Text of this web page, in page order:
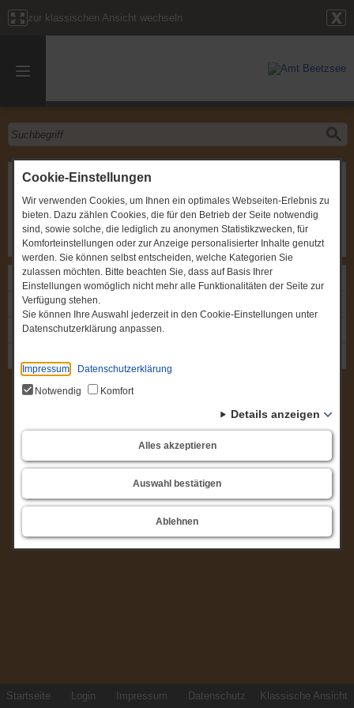
Cookie-Einstellungen
Wir verwenden Cookies, um Ihnen ein optimales Webseiten-Erlebnis zu
bieten. Dazu zählen Cookies, die für den Betrieb der Seite notwendig
sind, sowie solche, die lediglich zu anonymen Statistikzwecken, für
Komforteinstellungen oder zur Anzeige personalisierter Inhalte genutzt
werden. Sie können selbst entscheiden, welche Kategorien Sie
zulassen möchten. Bitte beachten Sie, dass auf Basis Ihrer
Einstellungen womöglich nicht mehr alle Funktionalitäten der Seite zur
Verfügung stehen.
Sie können Ihre Auswahl jederzeit in den Cookie-Einstellungen unter
Datenschutzerklärung anpassen.
Impressum
Datenschutzerklärung
Notwendig
Komfort
Details anzeigen
Alles akzeptieren
Auswahl bestätigen
Ablehnen
zur klassischen Ansicht wechseln
2. Brandausschusssitzung (Nachholtermin)
Gremium:
Brandschutzausschuss
Zeitpunkt:
04.09.2013, um 19:00 Uhr
Ort: Amt Beetzsee, Chausseestraße 33b, 14778 Beetzsee
Links
Einladung: 2. Brandausschusssitzung (Nachholtermin)
Protokoll: 2. Brandausschusssitzung (Nachholtermin)
Startseite Login Impressum Datenschutz Klassische Ansicht